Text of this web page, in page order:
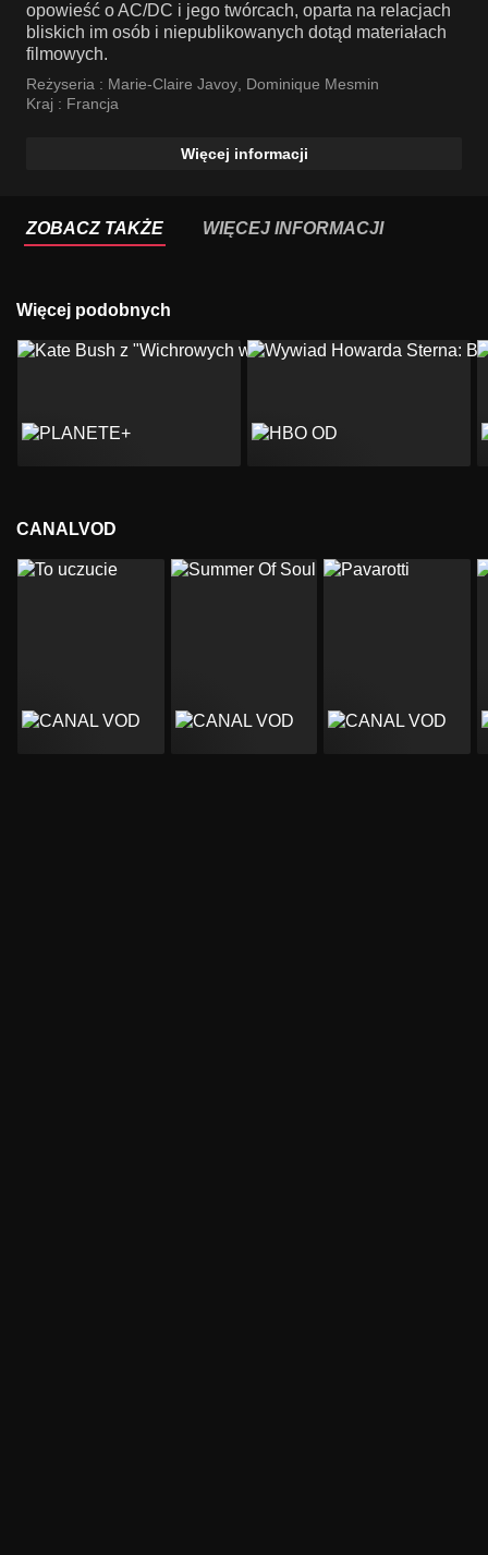
opowieść o AC/DC i jego twórcach, oparta na relacjach
bliskich im osób i niepublikowanych dotąd materiałach
filmowych.
Reżyseria : Marie-Claire Javoy, Dominique Mesmin
Kraj : Francja
Więcej informacji
ZOBACZ TAKŻE WIĘCEJ INFORMACJI
Więcej podobnych
CANALVOD